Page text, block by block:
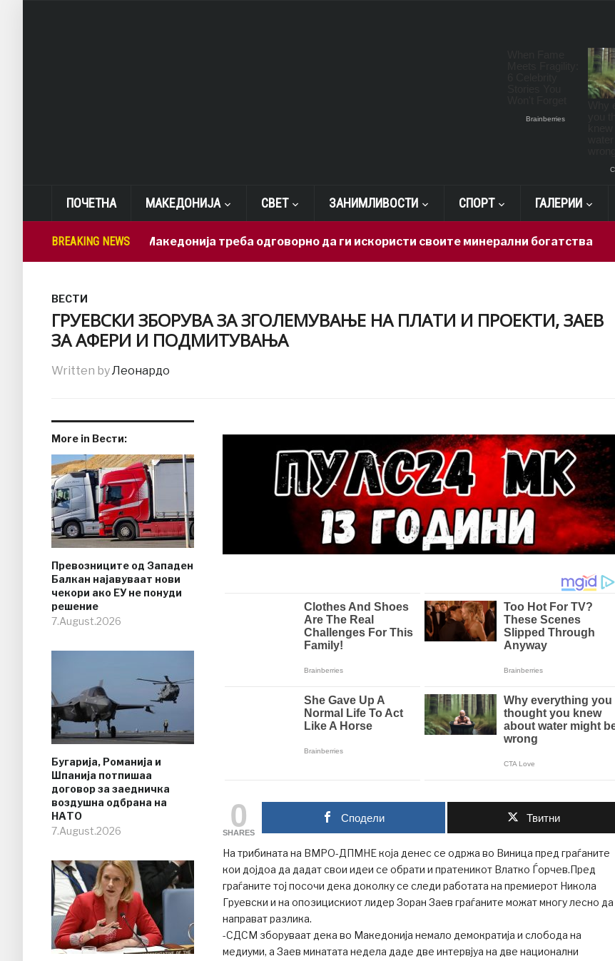
ПОЧЕТНА МАКЕДОНИЈА СВЕТ ЗАНИМЛИВОСТИ СПОРТ ГАЛЕРИИ
BREAKING NEWS
Лепиткова: Македонија треба одговорно да ги искористи своите минерални богатства 1 day ago
ВЕСТИ
ГРУЕВСКИ ЗБОРУВА ЗА ЗГОЛЕМУВАЊЕ НА ПЛАТИ И ПРОЕКТИ, ЗАЕВ
ЗА АФЕРИ И ПОДМИТУВАЊА
Written byЛеонардо
More in Вести:
Превозниците од Западен
Балкан најавуваат нови
чекори ако ЕУ не понуди
решение
7.August.2026
Бугарија, Романија и
Шпанија потпишаа
договор за заедничка
воздушна одбрана на
НАТО
7.August.2026
0
SHARES
Сподели Твитни
На трибината на ВМРО-ДПМНЕ која денес се одржа во Виница пред граѓаните
кои дојдоа да дадат свои идеи се обрати и пратеникот Влатко Ѓорчев.Пред
граѓаните тој посочи дека доколку се следи работата на премиерот Никола
Груевски и на опозицискиот лидер Зоран Заев граѓаните можат многу лесно да
направат разлика.
-СДСМ зборуваат дека во Македонија немало демократија и слобода на
медиуми, а Заев минатата недела даде две интервјуа на две национални